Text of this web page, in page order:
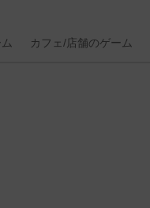
カフェ/店舗のゲーム